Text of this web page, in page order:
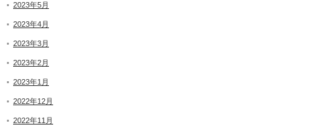
2023年5月
2023年4月
2023年3月
2023年2月
2023年1月
2022年12月
2022年11月